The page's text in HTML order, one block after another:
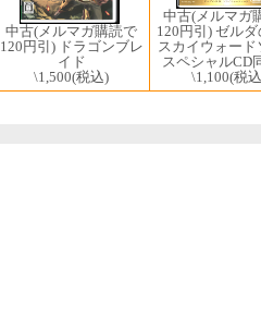
中古(メルマガ購読で
120円引) ドラゴンブレ
イド
\1,500(税込)
中古(メルマガ
120円引) ゼル
スカイウォード
スペシャルCD
\1,100(税